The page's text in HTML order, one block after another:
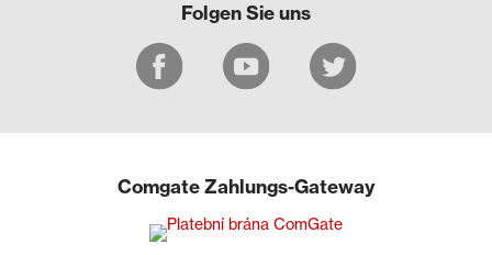
Folgen Sie uns
Comgate Zahlungs-Gateway